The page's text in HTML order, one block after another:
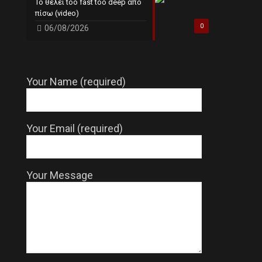
0
Το θέλει too fast too deep από
πίσω (video)
06/08/2026
Your Name (required)
Your Email (required)
Your Message